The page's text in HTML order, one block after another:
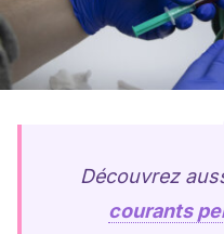
Découvrez
courants